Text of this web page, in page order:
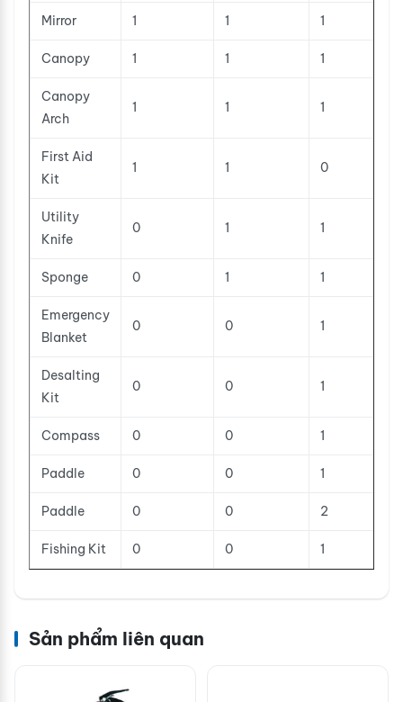
Mirror 1 1 1
Canopy 1 1 1
Canopy
Arch
1 1 1
First Aid
Kit
1 1 0
Utility
Knife
0 1 1
Sponge 0 1 1
Emergency
Blanket
0 0 1
Desalting
Kit
0 0 1
Compass 0 0 1
Paddle 0 0 1
Paddle 0 0 2
Fishing Kit 0 0 1
Sản phẩm liên quan